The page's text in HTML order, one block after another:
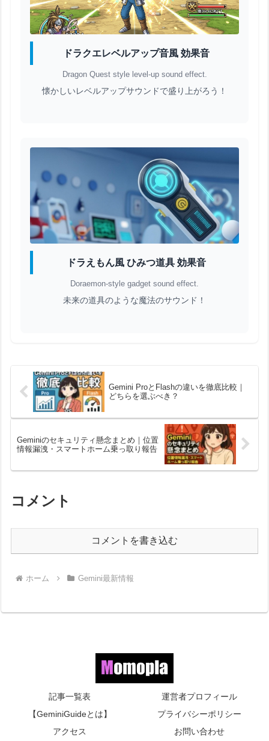
ドラクエレベルアップ音風 効果音
Dragon Quest style level-up sound effect.
懐かしいレベルアップサウンドで盛り上がろう！
ドラえもん風 ひみつ道具 効果音
Doraemon-style gadget sound effect.
未来の道具のような魔法のサウンド！
Gemini ProとFlashの違いを徹底比較｜
どちらを選ぶべき？
Geminiのセキュリティ懸念まとめ｜位置
情報漏洩・スマートホーム乗っ取り報告
コメント
コメントを書き込む
ホーム Gemini最新情報
記事一覧表
運営者プロフィール
【GeminiGuideとは】
プライバシーポリシー
アクセス
お問い合わせ